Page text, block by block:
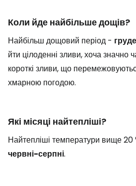
Коли йде найбільше дощів?
Найбільш дощовий період -
йти цілоденні зливи, хоча значно
короткі зливи, що
хмарною погодою.
Які місяці найтепліші?
Найтепліші температури вище 20
червні-серпні.